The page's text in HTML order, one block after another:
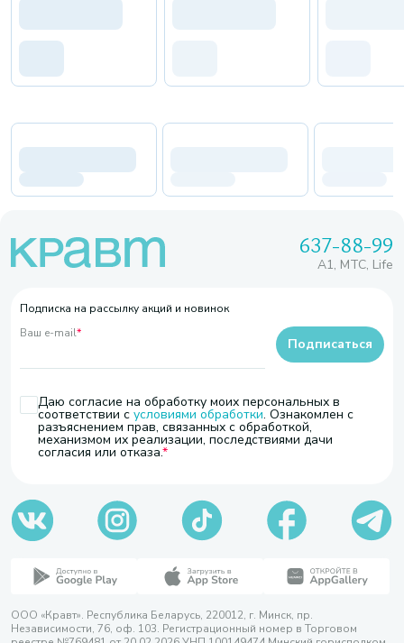
637-88-99
A1, МТС, Life
Подписка на рассылку акций и новинок
Ваш e-mail*
Даю согласие на обработку моих персональных в
соответствии с условиями обработки. Ознакомлен с
разъяснением прав, связанных с обработкой,
механизмом их реализации, последствиями дачи
согласия или отказа.
Подписаться
ООО «Кравт». Республика Беларусь, 220012, г. Минск, пр.
Независимости, 76, оф. 103. Регистрационный номер в Торговом